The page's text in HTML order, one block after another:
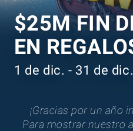
$25M FIN
EN
1 de dic. - 31 de
¡Gracias por un año
Para mostrar nuestro